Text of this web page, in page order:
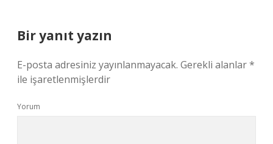
Bir yanıt yazın
E-posta adresiniz yayınlanmayacak. Gerekli alanlar*
ile işaretlenmişlerdir
Yorum